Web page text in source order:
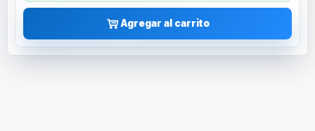
Agregar al carrito